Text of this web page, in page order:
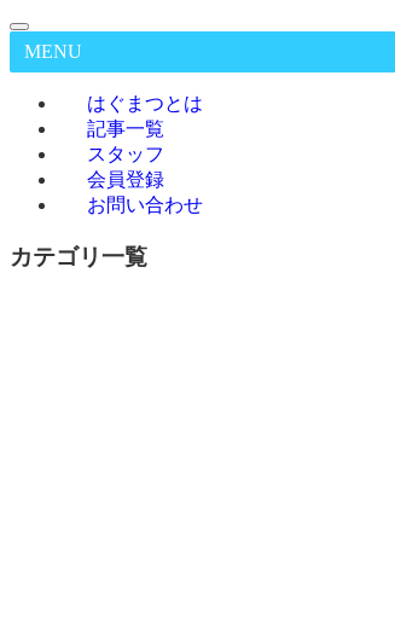
MENU
はぐまつとは
記事一覧
スタッフ
会員登録
お問い合わせ
カテゴリ一覧